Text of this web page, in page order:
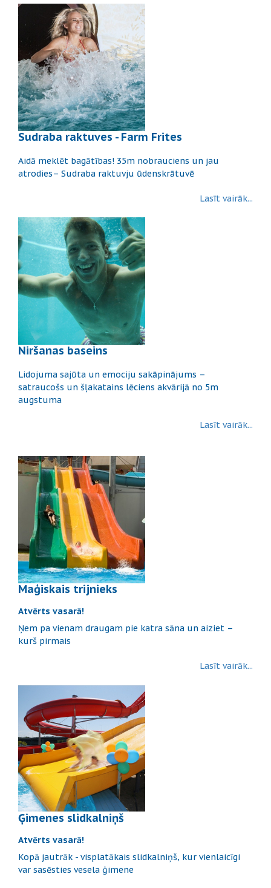
Sudraba raktuves - Farm Frites
Aidā meklēt bagātības! 35m nobrauciens un jau
atrodies– Sudraba raktuvju ūdenskrātuvē
Lasīt vairāk...
Niršanas baseins
Lidojuma sajūta un emociju sakāpinājums –
satraucošs un šļakatains lēciens akvārijā no 5m
augstuma
Lasīt vairāk...
Maģiskais trijnieks
Atvērts vasarā!
Ņem pa vienam draugam pie katra sāna un aiziet –
kurš pirmais
Lasīt vairāk...
Ģimenes slidkalniņš
Atvērts vasarā!
Kopā jautrāk - visplatākais slidkalniņš, kur vienlaicīgi
var sasēsties vesela ģimene